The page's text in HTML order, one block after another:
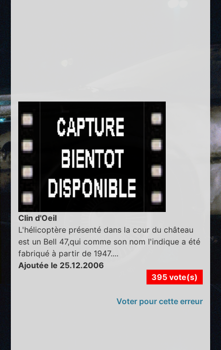
Clin d'Oeil
L'hélicoptère présenté dans la cour du château
est un Bell 47,qui comme son nom l'indique a été
fabriqué à partir de 1947....
Ajoutée le 25.12.2006
395 vote(s)
Voter pour cette erreur